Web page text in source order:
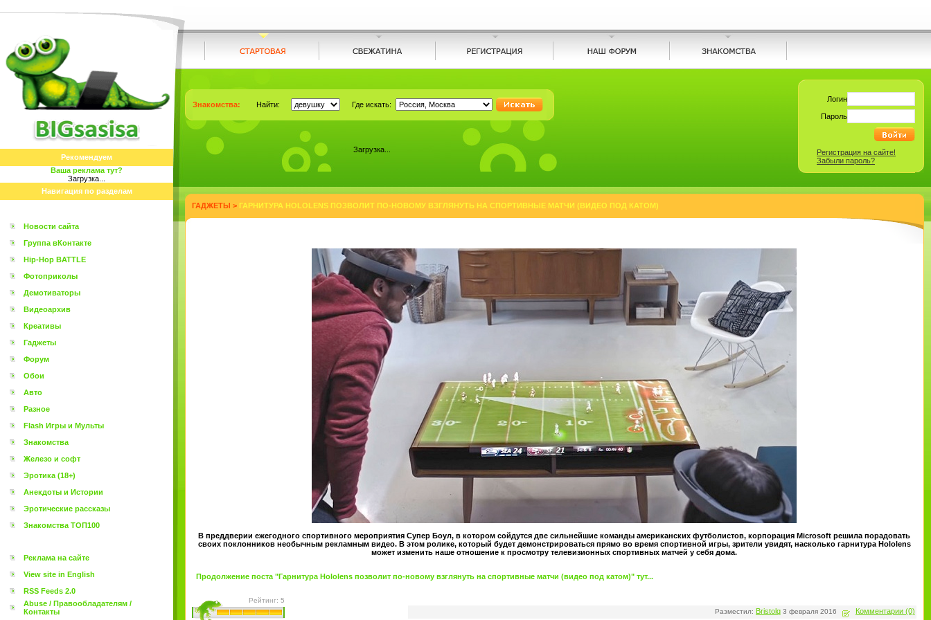
Рекомендуем
Ваша реклама тут?
Загрузка...
Навигация по разделам
Новости сайта
Группа вКонтакте
Hip-Hop BATTLE
Фотоприколы
Демотиваторы
Видеоархив
Креативы
Гаджеты
Форум
Обои
Авто
Разное
Flash Игры и Мульты
Знакомства
Железо и софт
Эротика (18+)
Анекдоты и Истории
Эротические рассказы
Знакомства ТОП100
Реклама на сайте
View site in English
RSS Feeds 2.0
Abuse / Правообладателям /
Контакты
Знакомства: Найти: Где искать:
Логин
Пароль
Регистрация на сайте!
Забыли пароль?
Загрузка...
ГАДЖЕТЫ > ГАРНИТУРА HOLOLENS ПОЗВОЛИТ ПО-НОВОМУ ВЗГЛЯНУТЬ НА СПОРТИВНЫЕ МАТЧИ (ВИДЕО ПОД КАТОМ)
В преддверии ежегодного спортивного мероприятия Супер Боул, в котором сойдутся две сильнейшие команды американских футболистов, корпорация Microsoft решила порадовать
своих поклонников необычным рекламным видео. В этом ролике, который будет демонстрироваться прямо во время спортивной игры, зрители увидят, насколько гарнитура Hololens
может изменить наше отношение к просмотру телевизионных спортивных матчей у себя дома.
Продолжение поста "Гарнитура Hololens позволит по-новому взглянуть на спортивные матчи (видео под катом)" тут...
Рейтинг: 5
Разместил: Bristolq 3 февраля 2016 Комментарии (0)